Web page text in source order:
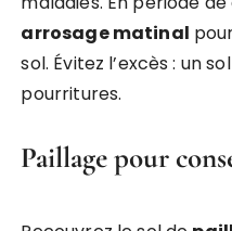
arrosage matinal
sol. Évitez l’excès : un
pourritures.
Paillage pour